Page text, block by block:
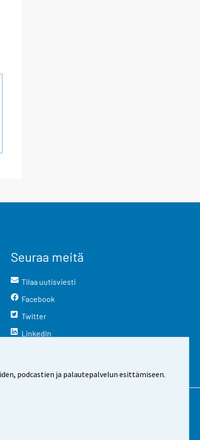
podcastien ja palautepalvelun esittämiseen.
Seuraa meitä
Tilaa uutisviesti
Facebook
Twitter
LinkedIn